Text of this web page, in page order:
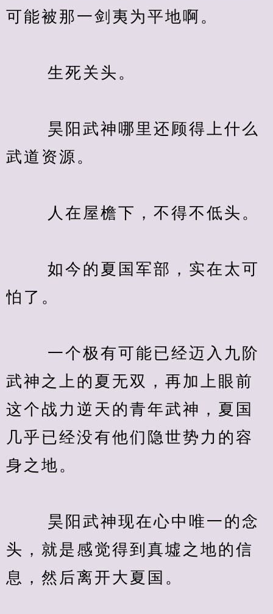
可能被那一剑夷为平地啊。
生死关头。
昊阳武神哪里还顾得上什么
武道资源。
人在屋檐下，不得不低头。
如今的夏国军部，实在太可
怕了。
一个极有可能已经迈入九阶
武神之上的夏无双，再加上眼前
这个战力逆天的青年武神，夏国
几乎已经没有他们隐世势力的容
身之地。
昊阳武神现在心中唯一的念
头，就是感觉得到真墟之地的信
息，然后离开大夏国。